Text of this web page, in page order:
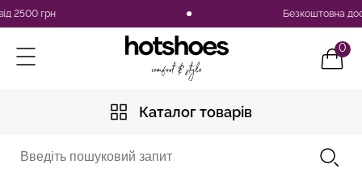
грн Безкоштовна
0
Каталог товарів